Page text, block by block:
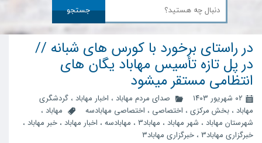
جستجو
در راستای برخورد با کورس های شبانه //
در پل تازه تأسیس مهاباد یگان های
انتظامی مستقر میشود
۰۲ شهریور ۱۴۰۳ صدای مردم مهاباد ، اخبار مهاباد ، گردشگری
مهاباد ، بخش مرکزی ، اختصاصی ، اختصاصی مهابادسه مهاباد ،
شهرستان مهاباد ، شهر مهاباد ، مهاباد3 ، مهابادسه ، اخبار مهاباد ، خبر مهاباد ،
خبرگزاری مهاباد3
، خبرگزاری مهاباد۳